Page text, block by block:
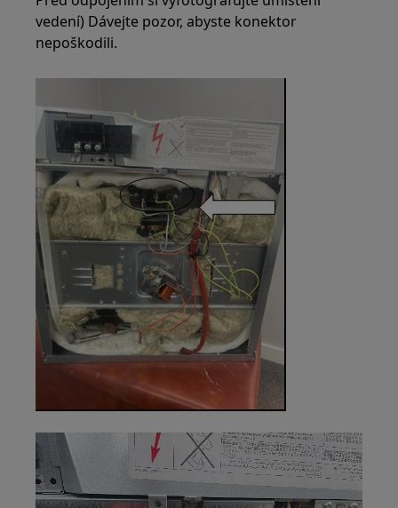
vedení) Dávejte pozor, abyste konektor
nepoškodili.